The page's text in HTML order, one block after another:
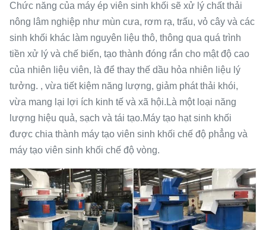
Chức năng của máy ép viên sinh khối sẽ xử lý chất thải
nông lâm nghiệp như mùn cưa, rơm rạ, trấu, vỏ cây và các
sinh khối khác làm nguyên liệu thô, thông qua quá trình
tiền xử lý và chế biến, tạo thành đóng rắn cho mật độ cao
của nhiên liệu viên, là để thay thế dầu hỏa nhiên liệu lý
tưởng. , vừa tiết kiệm năng lượng, giảm phát thải khói,
vừa mang lại lợi ích kinh tế và xã hội.Là một loại năng
lượng hiệu quả, sạch và tái tạo.Máy tạo hạt sinh khối
được chia thành máy tạo viên sinh khối chế độ phẳng và
máy tạo viên sinh khối chế độ vòng.